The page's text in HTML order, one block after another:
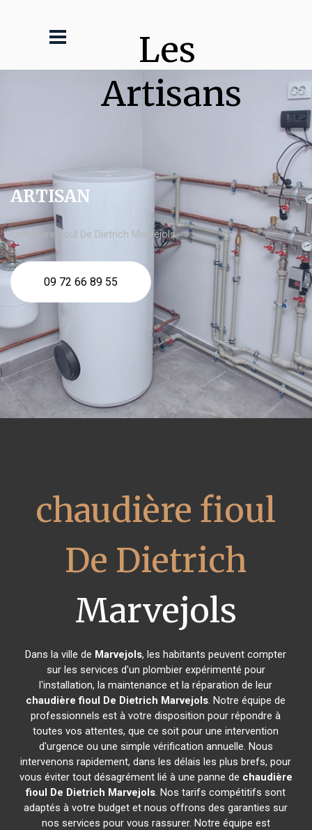
Les
Artisans
ARTISAN
chaudière fioul De Dietrich Marvejols
09 72 66 89 55
chaudière fioul
De Dietrich
Marvejols
Dans la ville de Marvejols, les habitants peuvent compter
sur les services d'un plombier expérimenté pour
l'installation, la maintenance et la réparation de leur
chaudière fioul De Dietrich Marvejols. Notre équipe de
professionnels est à votre disposition pour répondre à
toutes vos attentes, que ce soit pour une intervention
d'urgence ou une simple vérification annuelle. Nous
intervenons rapidement, dans les délais les plus brefs, pour
vous éviter tout désagrément lié à une panne de chaudière
fioul De Dietrich Marvejols. Nos tarifs compétitifs sont
adaptés à votre budget et nous offrons des garanties sur
nos services pour vous rassurer. Notre équipe est